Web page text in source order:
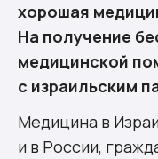
хорошая
На получение
медицинской
с израильским
Медицина в
и в России,